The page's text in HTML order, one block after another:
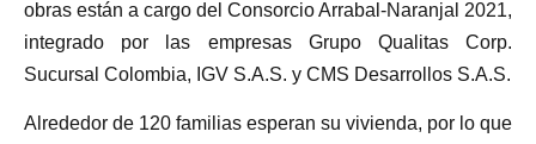
obras están a cargo del Consorcio Arrabal-Naranjal 2021,
integrado por las empresas Grupo Qualitas Corp.
Sucursal Colombia, IGV S.A.S. y CMS Desarrollos S.A.S.
Alrededor de 120 familias esperan su vivienda, por lo que